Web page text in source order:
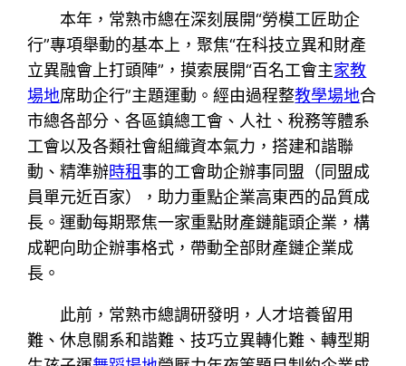
本年，常熟市總在深刻展開“勞模工匠助企
行”專項舉動的基本上，聚焦“在科技立異和財產
立異融會上打頭陣”，摸索展開“百名工會主家教
場地席助企行”主題運動。經由過程整教學場地合
市總各部分、各區鎮總工會、人社、稅務等體系
工會以及各類社會組織資本氣力，搭建和諧聯
動、精準辦時租事的工會助企辦事同盟（同盟成
員單元近百家），助力重點企業高東西的品質成
長。運動每期聚焦一家重點財產鏈龍頭企業，構
成靶向助企辦事格式，帶動全部財產鏈企業成
長。
此前，常熟市總調研發明，人才培養留用
難、休息關系和諧難、技巧立異轉化難、轉型期